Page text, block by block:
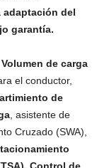
adaptación del
garantía.
de carga
el conductor,
de
, asistente de
Cruzado (SWA),
Control de